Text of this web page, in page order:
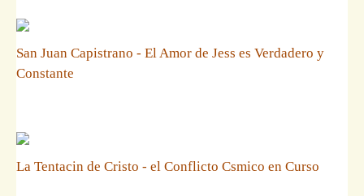
San Juan Capistrano - El Amor de Jess es Verdadero y
Constante
La Tentacin de Cristo - el Conflicto Csmico en Curso